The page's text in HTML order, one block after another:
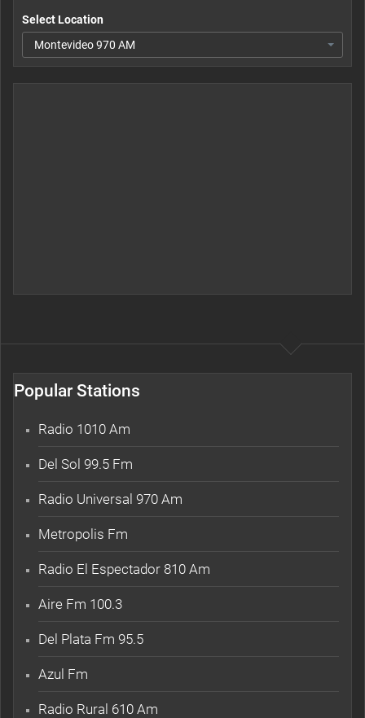
Select Location
Montevideo 970 AM
Popular Stations
Radio 1010 Am
Del Sol 99.5 Fm
Radio Universal 970 Am
Metropolis Fm
Radio El Espectador 810 Am
Aire Fm 100.3
Del Plata Fm 95.5
Azul Fm
Radio Rural 610 Am